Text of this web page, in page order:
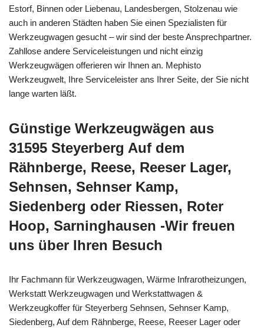
Estorf, Binnen oder Liebenau, Landesbergen, Stolzenau wie
auch in anderen Städten haben Sie einen Spezialisten für
Werkzeugwagen gesucht – wir sind der beste Ansprechpartner.
Zahllose andere Serviceleistungen und nicht einzig
Werkzeugwägen offerieren wir Ihnen an. Mephisto
Werkzeugwelt, Ihre Serviceleister ans Ihrer Seite, der Sie nicht
lange warten läßt.
Günstige Werkzeugwägen aus
31595 Steyerberg Auf dem
Rähnberge, Reese, Reeser Lager,
Sehnsen, Sehnser Kamp,
Siedenberg oder Riessen, Roter
Hoop, Sarninghausen -Wir freuen
uns über Ihren Besuch
Ihr Fachmann für Werkzeugwagen, Wärme Infrarotheizungen,
Werkstatt Werkzeugwagen und Werkstattwagen &
Werkzeugkoffer für Steyerberg Sehnsen, Sehnser Kamp,
Siedenberg, Auf dem Rähnberge, Reese, Reeser Lager oder